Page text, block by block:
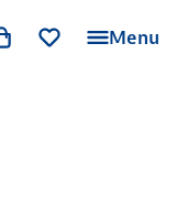
Menu